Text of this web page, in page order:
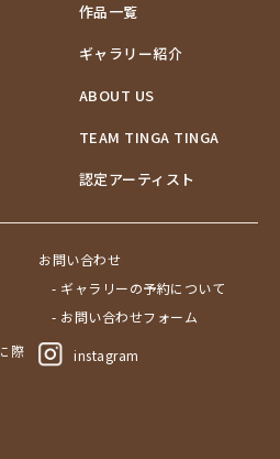
作品一覧
ギャラリー紹介
ABOUT US
TEAM TINGA TINGA
認定アーティスト
際
お問い合わせ
- ギャラリーの予約について
- お問い合わせフォーム
instagram